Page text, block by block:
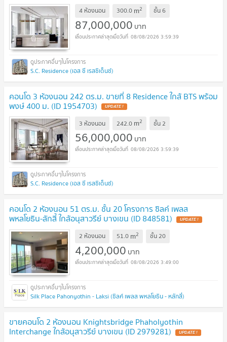
4 ห้องนอน 300.0 m2 ชั้น6
87,000,000 บาท
08/08/2026 3:59:39
S.C. Residence (เอส ซี เรสซิเด็นซ์)
คอนโด 3 ห้องนอน 242 ตร.ม. ขายที่ 8 Residence ใกล้ BTS พร้อม
พงษ์ 400 ม. (ID 1954703) UPDATE !
3 ห้องนอน 242.0 m2 ชั้น2
56,000,000 บาท
08/08/2026 3:59:39
S.C. Residence (เอส ซี เรสซิเด็นซ์)
คอนโด 2 ห้องนอน 51 ตร.ม. ชั้น 20 โครงการ ซิลค์ เพลส
พหลโยธิน-ลักสี้ ใกล้อนุสาวรีย์ บางเขน (ID 848581) UPDATE !
2 ห้องนอน 51.0 m2 ชั้น20
4,200,000 บาท
08/08/2026 3:49:00
Silk Place Pahonyothin - Laksi (ซิลค์ เพลส พหลโยธิน - หลักสี่)
ขายคอนโด 2 ห้องนอน Knightsbridge Phaholyothin
Interchange ใกล้อนุสาวรีย์ บางเขน (ID 2979281) UPDATE !